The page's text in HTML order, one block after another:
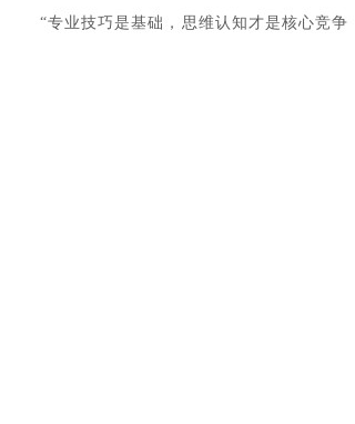
“专业技巧是基础，思维认知才是核心竞争